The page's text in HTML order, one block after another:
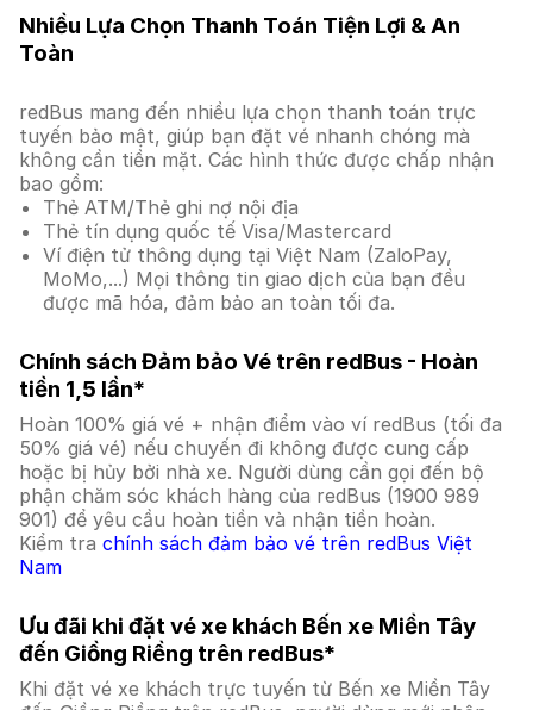
Nhiều Lựa Chọn Thanh Toán Tiện Lợi & An
Toàn
redBus mang đến nhiều lựa chọn thanh toán trực
tuyến bảo mật, giúp bạn đặt vé nhanh chóng mà
không cần tiền mặt. Các hình thức được chấp nhận
bao gồm:
Thẻ ATM/Thẻ ghi nợ nội địa
Thẻ tín dụng quốc tế Visa/Mastercard
Ví điện tử thông dụng tại Việt Nam (ZaloPay,
MoMo,...) Mọi thông tin giao dịch của bạn đều
được mã hóa, đảm bảo an toàn tối đa.
Chính sách Đảm bảo Vé trên redBus - Hoàn
tiền 1,5 lần*
Hoàn 100% giá vé + nhận điểm vào ví redBus (tối đa
50% giá vé) nếu chuyến đi không được cung cấp
hoặc bị hủy bởi nhà xe. Người dùng cần gọi đến bộ
phận chăm sóc khách hàng của redBus (1900 989
901) để yêu cầu hoàn tiền và nhận tiền hoàn.
Kiểm tra chính sách đảm bảo vé trên redBus Việt
Nam
Ưu đãi khi đặt vé xe khách Bến xe Miền Tây
đến Giồng Riềng trên redBus*
Khi đặt vé xe khách trực tuyến từ Bến xe Miền Tây